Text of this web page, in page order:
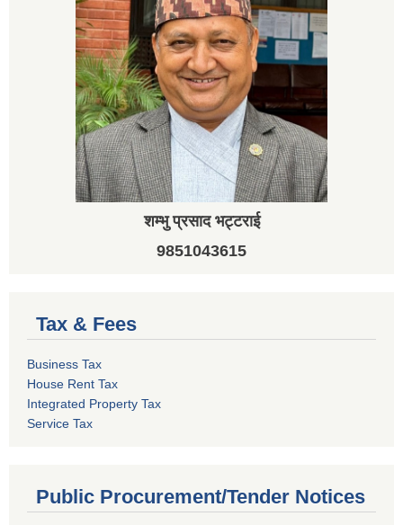
शम्भु प्रसाद भट्टराई
9851043615
Tax & Fees
Business Tax
House Rent Tax
Integrated Property Tax
Service Tax
Public Procurement/Tender Notices